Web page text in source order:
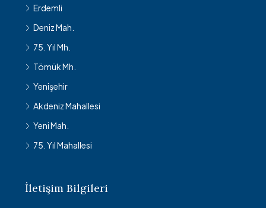
Erdemli
Deniz Mah.
75. Yıl Mh.
Tömük Mh.
Yenişehir
Akdeniz Mahallesi
Yeni Mah.
75. Yıl Mahallesi
İletişim Bilgileri